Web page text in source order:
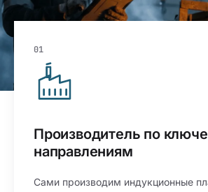
01
Производитель по
направлениям
Сами производим индукционные